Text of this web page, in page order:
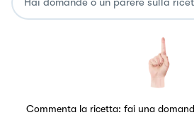
Commenta la ricetta: fai una